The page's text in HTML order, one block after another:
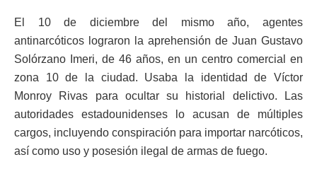
El 10 de diciembre del mismo año, agentes
antinarcóticos lograron la aprehensión de Juan Gustavo
Solórzano Imeri, de 46 años, en un centro comercial en
zona 10 de la ciudad. Usaba la identidad de Víctor
Monroy Rivas para ocultar su historial delictivo. Las
autoridades estadounidenses lo acusan de múltiples
cargos, incluyendo conspiración para importar narcóticos,
así como uso y posesión ilegal de armas de fuego.